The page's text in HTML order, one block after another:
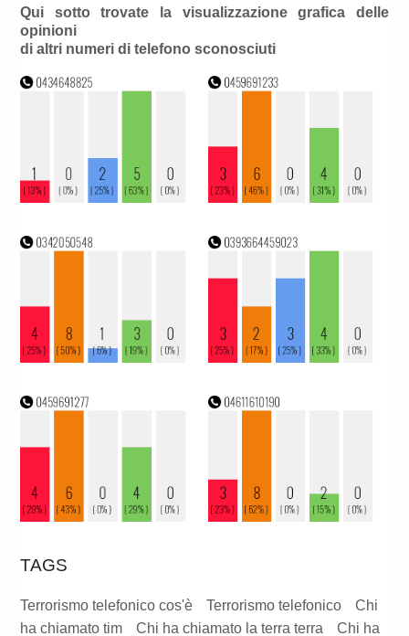
Qui sotto trovate la visualizzazione grafica delle
opinioni
di altri numeri di telefono sconosciuti
TAGS
Terrorismo telefonico cos'è Terrorismo telefonico
Chi
ha chiamato tim
Chi ha chiamato la terra terra Chi ha